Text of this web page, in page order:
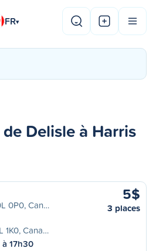
FR▾
Delisle à Harris
0P0, Can…
1K0, Cana…
17h30
5$
3 places